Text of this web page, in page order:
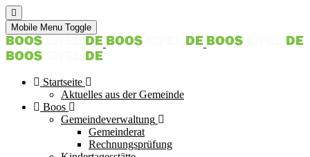
Mobile Menu Toggle
Startseite
Aktuelles aus der Gemeinde
Boos
Gemeindeverwaltung
Gemeinderat
Rechnungsprüfung